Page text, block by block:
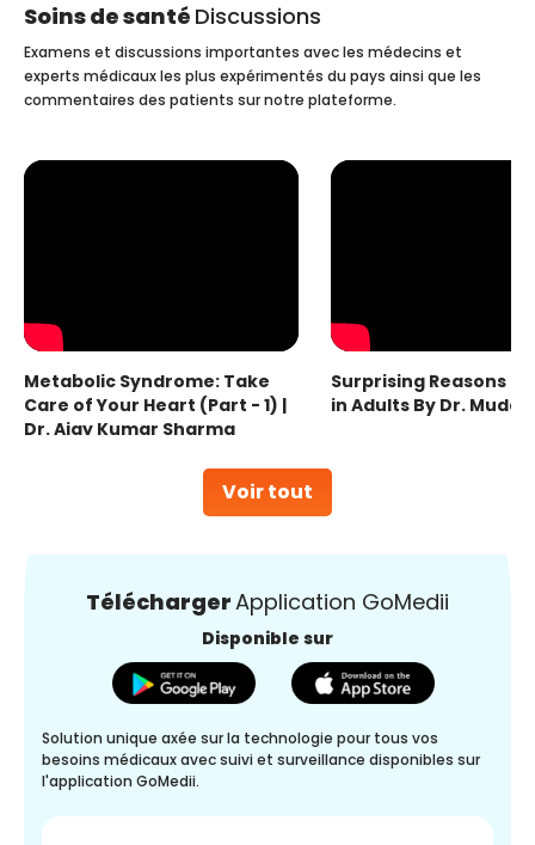
Soins de santé Discussions
Voir tout
Examens et discussions importantes avec les médecins et
experts médicaux les plus expérimentés du pays ainsi que les
commentaires des patients sur notre plateforme.
Metabolic Syndrome: Take
Care of Your Heart (Part - 1) |
Dr. Ajay Kumar Sharma
Surprising Reasons
in Adults By Dr.
TéléchargerApplication GoMedii
Disponible sur
Solution unique axée sur la technologie pour tous vos
besoins médicaux avec suivi et surveillance disponibles sur
l'application GoMedii.